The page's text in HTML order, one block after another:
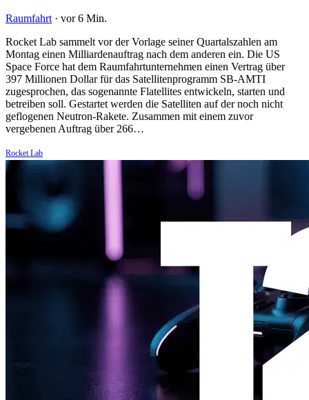
Raumfahrt · vor 6 Min.
Rocket Lab sammelt vor der Vorlage seiner Quartalszahlen am
Montag einen Milliardenauftrag nach dem anderen ein. Die US
Space Force hat dem Raumfahrtunternehmen einen Vertrag über
397 Millionen Dollar für das Satellitenprogramm SB-AMTI
zugesprochen, das sogenannte Flatellites entwickeln, starten und
betreiben soll. Gestartet werden die Satelliten auf der noch nicht
geflogenen Neutron-Rakete. Zusammen mit einem zuvor
vergebenen Auftrag über 266…
Rocket Lab